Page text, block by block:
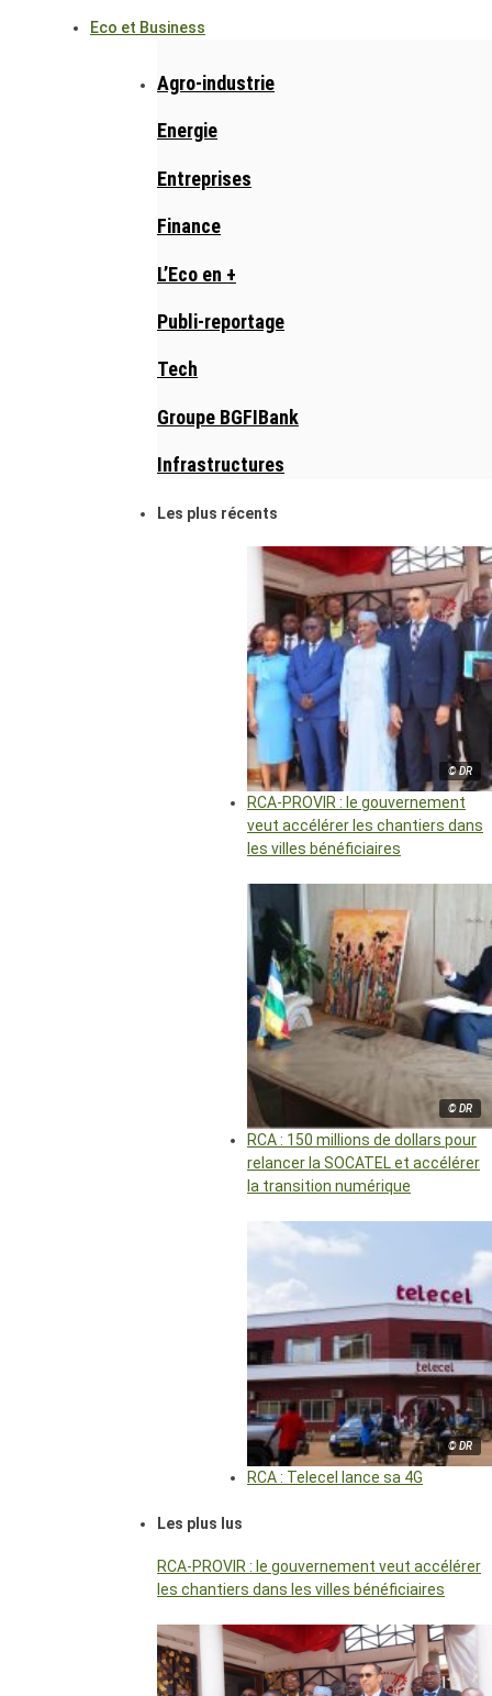
Eco et Business
Agro-industrie
Energie
Entreprises
Finance
L’Eco en +
Publi-reportage
Tech
Groupe BGFIBank
Infrastructures
Les plus récents
© DR
RCA-PROVIR : le gouvernement
veut accélérer les chantiers dans
les villes bénéficiaires
© DR
RCA : 150 millions de dollars pour
relancer la SOCATEL et accélérer
la transition numérique
© DR
RCA : Telecel lance sa 4G
Les plus lus
RCA-PROVIR : le gouvernement veut accélérer
les chantiers dans les villes bénéficiaires